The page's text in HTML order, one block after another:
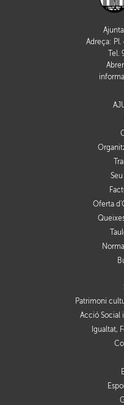
Adreça:
Oferta
Patrimoni
Acció Social
Igualtat,